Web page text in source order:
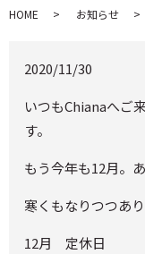
HOME お知らせ
2020/11/30
いつもChianaへご
す。
もう今年も12月。
寒くもなりつつあ
12月 定休日